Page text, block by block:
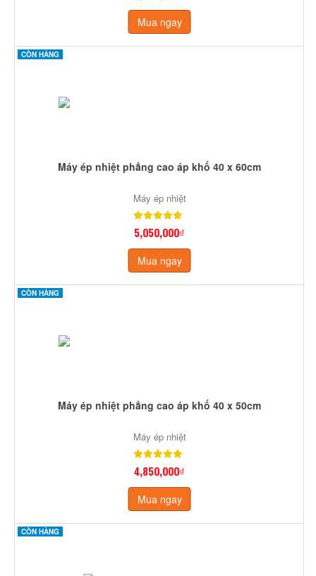
Mua ngay
CÒN HÀNG
Máy ép nhiệt phẳng cao áp khố 40 x 60cm
Máy ép nhiệt
5,050,000₫
Mua ngay
CÒN HÀNG
Máy ép nhiệt phẳng cao áp khố 40 x 50cm
Máy ép nhiệt
4,850,000₫
Mua ngay
CÒN HÀNG